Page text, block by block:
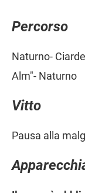
Percorso
Naturno-
Alm"- Naturno
Vitto
Pausa alla